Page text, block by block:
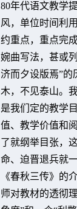
80年代语文教学
风，单位时间利
约重点，重点完
婉曲写法，甚或
济而夕设版焉”的
木，不见泰山。
是我们定的教学
值、教学价值和
了就纲举目张，
命、迫晋退兵就
《春秋三传》的
师对教材的透彻